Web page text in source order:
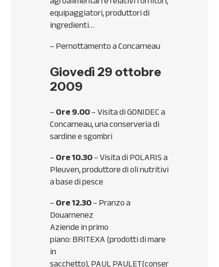
equipaggiatori, produttori di
ingredienti…
– Pernottamento a Concarneau
Giovedì 29 ottobre
2009
–Ore 9.00– Visita diGONIDECa
Concarneau, una conserveria di
sardine e sgombri
–Ore 10.30– Visita diPOLARISa
Pleuven, produttore di oli nutritivi
a base di pesce
–Ore 12.30– Pranzo a
Douarnenez
Aziende in primo
piano:BRITEXA(prodotti di mare
in